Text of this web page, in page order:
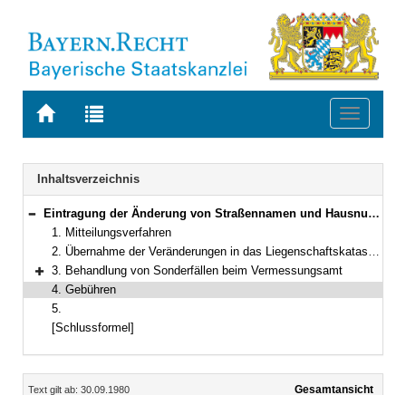
Zur
BAYERN.RECHT
Zur
letzten
Suche
Toggle
Navigation
Inhaltsverzeichnis
Bereich reduzieren
Eintragung der Änderung von Straßennamen und Hausnummern in das Liegenschaftskataster und in das Grundbuch
1. Mitteilungsverfahren
2. Übernahme der Veränderungen in das Liegenschaftskataster, das Grundbuch und das Grundbesitzkataster
Bereich erweitern
3. Behandlung von Sonderfällen beim Vermessungsamt
4. Gebühren
5.
[Schlussformel]
Inhalt
Text gilt ab: 30.09.1980
Gesamtansicht